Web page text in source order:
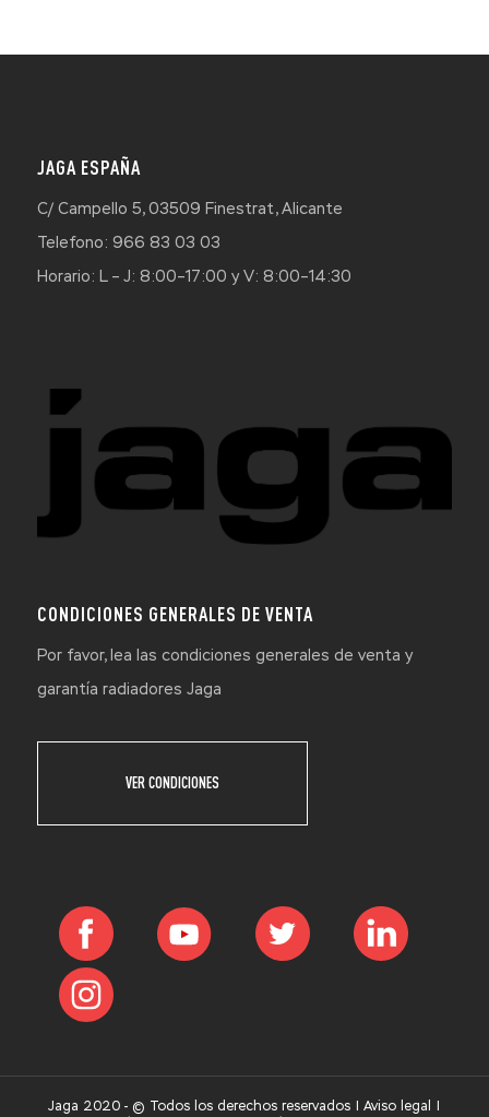
JAGA ESPAÑA
C/ Campello 5, 03509 Finestrat, Alicante
Telefono: 966 83 03 03
Horario: L – J: 8:00–17:00 y V: 8:00–14:30
CONDICIONES GENERALES DE VENTA
Por favor, lea las condiciones generales de venta y
garantía radiadores Jaga
VER CONDICIONES
Jaga 2020 - © Todos los derechos reservados |Aviso legal |